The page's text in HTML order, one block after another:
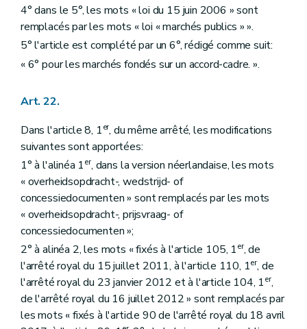
4° dans le 5°, les mots « loi du 15 juin 2006 » sont
remplacés par les mots « loi « marchés publics » ».
5° l'article est complété par un 6°, rédigé comme suit:
« 6° pour les marchés fondés sur un accord-cadre. ».
Art. 22.
Dans l'article 8, 1er, du même arrêté, les modifications
suivantes sont apportées:
1° à l'alinéa 1er, dans la version néerlandaise, les mots
« overheidsopdracht-, wedstrijd- of
concessiedocumenten » sont remplacés par les mots
« overheidsopdracht-, prijsvraag- of
concessiedocumenten »;
2° à alinéa 2, les mots « fixés à l'article 105, 1er, de
l'arrêté royal du 15 juillet 2011, à l'article 110, 1er, de
l'arrêté royal du 23 janvier 2012 et à l'article 104, 1er,
de l'arrêté royal du 16 juillet 2012 » sont remplacés par
les mots « fixés à l'article 90 de l'arrêté royal du 18 avril